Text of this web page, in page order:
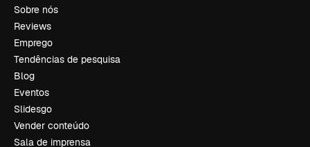
Sobre nós
Reviews
Emprego
Tendências de pesquisa
Blog
Eventos
Slidesgo
Vender conteúdo
Sala de imprensa